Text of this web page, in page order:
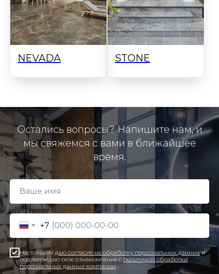
NEVADA STONE
Остались вопросы? Напишите нам, и
мы свяжемся с вами в ближайшее
время.
+7
Настоящим даю согласие на обработку персональных данныхи
подтверждаю свое ознакомление с политикой обработки
персональных данных компании